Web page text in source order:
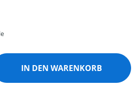
Gib den gewünschten
IN DEN WARENKORB